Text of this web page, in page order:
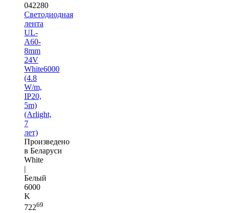
042280
Светодиодная
лента
UL-
A60-
8mm
24V
White6000
(4.8
W/m,
IP20,
5m)
(Arlight,
7
лет)
Произведено
в Беларуси
White
|
Белый
6000
K
72269